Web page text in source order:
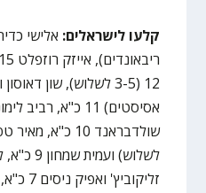
קלעו לישראלים:
לשלוש)